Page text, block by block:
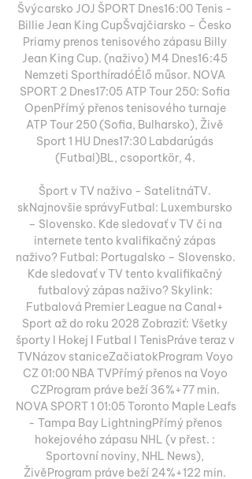
Švýcarsko JOJ ŠPORT Dnes16:00 Tenis -
Billie Jean King CupŠvajčiarsko – Česko
Priamy prenos tenisového zápasu Billy
Jean King Cup. (naživo) M4 Dnes16:45
Nemzeti SporthíradóÉlő műsor. NOVA
SPORT 2 Dnes17:05 ATP Tour 250: Sofia
OpenPřímý přenos tenisového turnaje
ATP Tour 250 (Sofia, Bulharsko), Živě
Sport 1 HU Dnes17:30 Labdarúgás
(Futbal)BL, csoportkör, 4.
Šport v TV naživo - SatelitnáTV.
skNajnovšie správyFutbal: Luxembursko
– Slovensko. Kde sledovať v TV či na
internete tento kvalifikačný zápas
naživo? Futbal: Portugalsko – Slovensko.
Kde sledovať v TV tento kvalifikačný
futbalový zápas naživo? Skylink:
Futbalová Premier League na Canal+
Sport až do roku 2028 Zobraziť: Všetky
športy I Hokej I Futbal I TenisPráve teraz v
TVNázov staniceZačiatokProgram Voyo
CZ 01:00 NBA TVPřímý přenos na Voyo
CZProgram práve beží 36%+77 min.
NOVA SPORT 1 01:05 Toronto Maple Leafs
- Tampa Bay LightningPřímý přenos
hokejového zápasu NHL (v přest. :
Sportovní noviny, NHL News),
ŽivěProgram práve beží 24%+122 min.